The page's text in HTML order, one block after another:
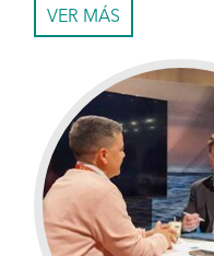
VER MÁS